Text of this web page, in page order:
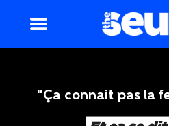
"Ça connait pas la